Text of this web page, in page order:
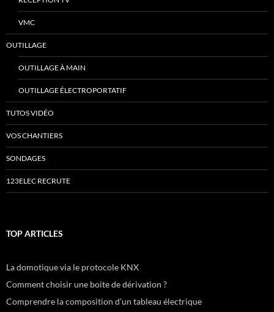
VMC
OUTILLAGE
OUTILLAGE À MAIN
OUTILLAGE ÉLECTROPORTATIF
TUTOS VIDÉO
VOS CHANTIERS
SONDAGES
123ELEC RECRUTE
TOP ARTICLES
La domotique via le protocole KNX
Comment choisir une boite de dérivation ?
Comprendre la composition d’un tableau électrique